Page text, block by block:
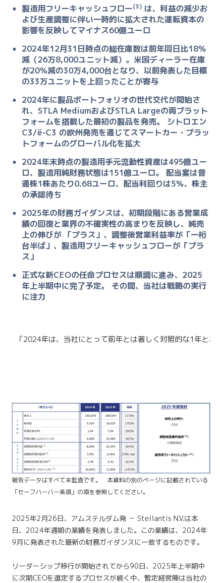
製造用フリーキャッシュフロー(3) は、利益の減少お
よび生産調整に伴い一時的に拡大された運転資本の
影響を反映してマイナス60億ユーロ
2024年12月31日時点の総在庫数は前年同日比18％
減（26万8,000ユニット減）。米国ディーラー在庫
が20％減の30万4,000台となり、以前発表した目標
の33万ユニットを上回ったことが寄与
2024年に製品ポートフォリオの世代交代が開始さ
れ、STLA MediumおよびSTLA Largeの両プラット
フォームを搭載した最初の製品を発売。 シトロエン
C3/ë-C3 の欧州発売を通じてスマートカー・プラッ
トフォームのグローバル化を拡大
2024年末時点の製造用手元流動性資産は495億ユー
ロ、製造用純財務状態は151億ユーロ。 配当案は普
通株1株あたり0.68ユーロ、配当利回りは5％、株主
の承認待ち
2025年の財務ガイダンスは、初期段階にある営業成
績の回復と業界の不確実性の高まりを反映し、純売
上の伸びが 「プラス」、調整後営業利益率が「一桁
台半ば」、製造用フリーキャッシュフローが「プラ
ス」
正式な新CEOの任命プロセスは順調に進み、2025
年上半期中に完了予定。 その間、当社は戦略の実行
に注力
「2024年は、当社にとって前年とは著しく対照的な1年と
報告データはすべて未監査です。 本資料の別のページに記載されている
「セーフハーバー条項」の項を参照してください。
2025年2月26日、アムステルダム発 － Stellantis N.V.は本
日、2024年通期の業績を発表しました。この業績は、2024年
9月に発表された最新の財務ガイダンスに一致するものです。
リーダーシップ移行が開始されてから90日、2025年上半期中
に次期CEOを選定するプロセスが続く中、暫定経営陣は当社の